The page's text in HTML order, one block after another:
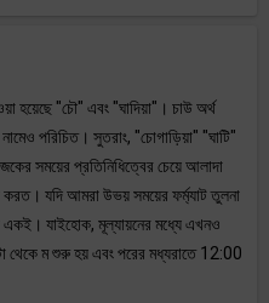
হয়েছে "চৌ" এবং "ঘাদিয়া"। চাউ অর্থ
পরিচিত। সুতরাং, "চোগাড়িয়া" "ঘাটি"
সময়ের প্রতিনিধিত্বের চেয়ে আলাদা
করত। যদি আমরা উভয় সময়ের ফর্ম্যাট তুলনা
একই। যাইহোক, মূল্যায়নের মধ্যে এখনও
থেকে ম শুরু হয় এবং পরের মধ্যরাতে 12:00